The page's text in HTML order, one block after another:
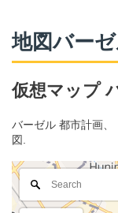
地図バー
仮想マップ
バーゼル 都市計画
図.